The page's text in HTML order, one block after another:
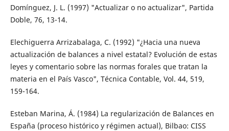
Domínguez, J. L. (1997) "Actualizar o no actualizar", Partida
Doble, 76, 13-14.
Elechiguerra Arrizabalaga, C. (1992) "¿Hacia una nueva
actualización de balances a nivel estatal? Evolución de estas
leyes y comentario sobre las normas forales que tratan la
materia en el País Vasco", Técnica Contable, Vol. 44, 519,
159-164.
Esteban Marina, Á. (1984) La regularización de Balances en
España (proceso histórico y régimen actual), Bilbao: CISS